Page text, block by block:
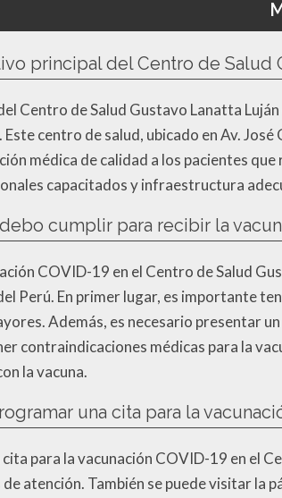
principal del Centro de Salud
Centro de Salud Gustavo Lanatta
centro de salud, ubicado en Av.
médica de calidad a los pacientes
capacitados y infraestructura
cumplir para recibir la
COVID-19 en el Centro de Salud
Perú. En primer lugar, es importante
Además, es necesario presentar
contraindicaciones médicas para la
la vacuna.
una cita para la
para la vacunación COVID-19 en el
atención. También se puede visitar la